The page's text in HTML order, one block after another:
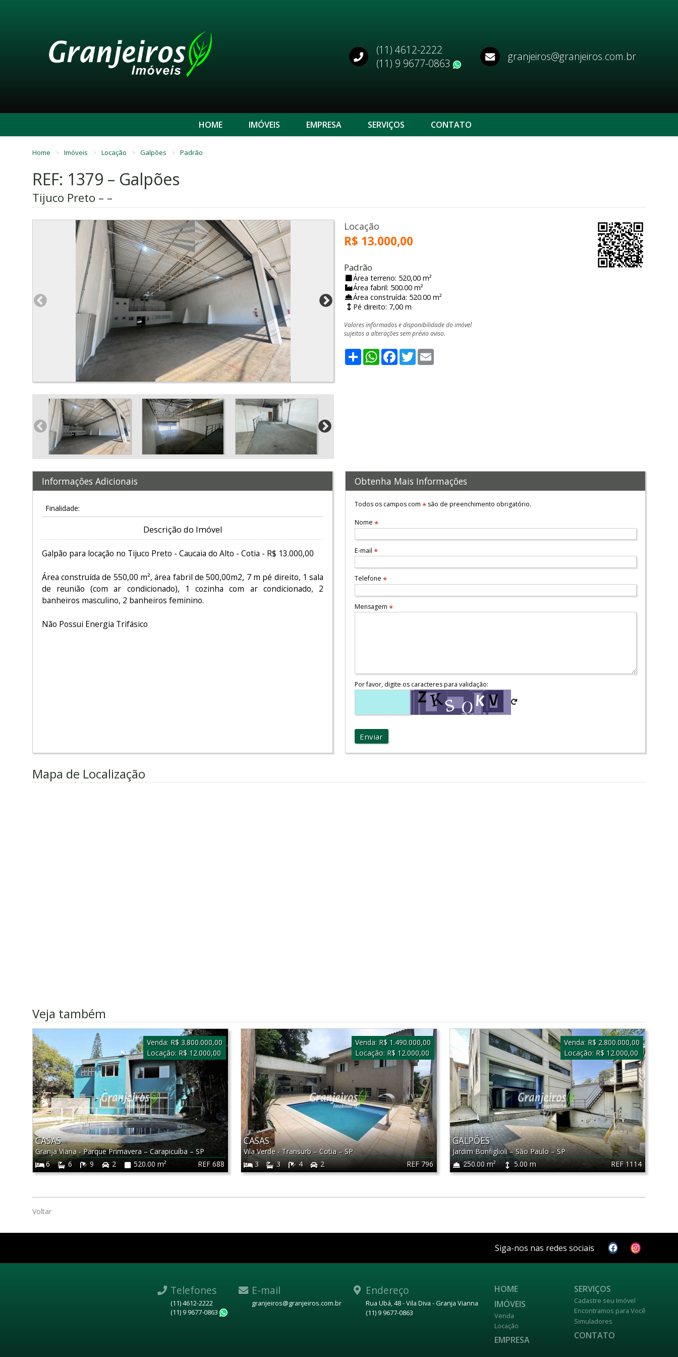
(11) 4612-2222
(11) 9 9677-0863
WhatsApp
granjeiros@granjeiros.com.br
HOME IMÓVEIS EMPRESA SERVIÇOS CONTATO
Home Imóveis Locação Galpões Padrão
REF: 1379 – Galpões
Tijuco Preto – –
Locação
R$ 13.000,00
Padrão
Área terreno: 520,00 m²
Área fabril: 500.00 m²
Área construída: 520.00 m²
Pé direito: 7,00 m
Valores informados e disponibilidade do imóvel
sujeitos a alterações sem prévio aviso.
ShareWhatsApp
Facebook
Twitter
Informações Adicionais
Finalidade:
Descrição do Imóvel
Galpão para locação no Tijuco Preto - Caucaia do Alto - Cotia - R$ 13.000,00
Área construída de 550,00 m², área fabril de 500,00m2, 7 m pé direito, 1 sala
de reunião (com ar condicionado), 1 cozinha com ar condicionado, 2
banheiros masculino, 2 banheiros feminino.
Não Possui Energia Trifásico
Obtenha Mais Informações
Todos os campos com *são de preenchimento obrigatório.
Nome *
E-mail *
Telefone *
Mensagem *
Por favor, digite os caracteres para validação:
Enviar
Mapa de Localização
Veja também
REF 688
CASAS
Granja Viana - Parque Primavera –Carapicuíba –SP
6
6 9 2 520.00 m²
Venda: R$ 3.800.000,00
Locação: R$ 12.000,00
REF 796
CASAS
Vila Verde - Transurb–Cotia–SP
3
3 4 2
Venda: R$ 1.490.000,00
Locação: R$ 12.000,00
REF 1114
GALPÕES
Jardim Bonfiglioli–São Paulo–SP
250.00 m²
5.00 m
Venda: R$ 2.800.000,00
Locação: R$ 12.000,00
Voltar
Siga-nos nas redes sociais
Telefones
(11) 4612-2222
(11) 9 9677-0863
E-mail
granjeiros@granjeiros.com.br
Endereço
Rua Ubá, 48 - Vila Diva - Granja Vianna
(11) 9 9677-0863
HOME
IMÓVEIS
Venda
Locação
EMPRESA
SERVIÇOS
Cadastre seu Imóvel
Encontramos para Você
Simuladores
CONTATO